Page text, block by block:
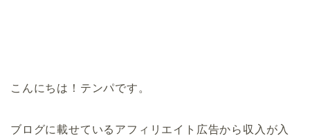
こんにちは！テンパです。
ブログに載せているアフィリエイト広告から収入が入